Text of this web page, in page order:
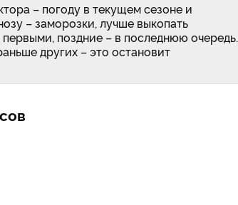
– погоду в текущем сезоне и
– заморозки, лучше выкопать
поздние – в последнюю очередь.
других – это остановит